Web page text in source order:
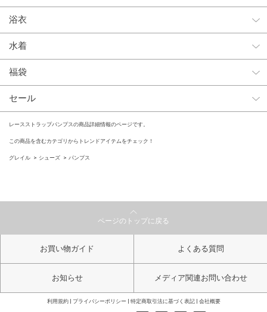
浴衣
水着
福袋
セール
レースストラップパンプスの商品詳細情報のページです。
この商品を含むカテゴリからトレンドアイテムをチェック！
グレイル シューズ パンプス
ページのトップに戻る
お買い物ガイド よくある質問
お知らせ メディア関連お問い合わせ
利用規約 プライバシーポリシー 特定商取引法に基づく表記 会社概要